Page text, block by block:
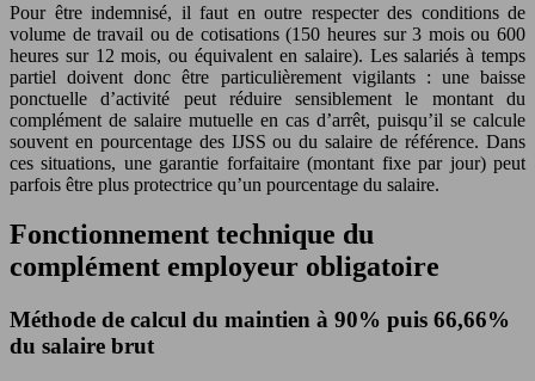
Pour être indemnisé, il faut en outre respecter des conditions de
volume de travail ou de cotisations (150 heures sur 3 mois ou 600
heures sur 12 mois, ou équivalent en salaire). Les salariés à temps
partiel doivent donc être particulièrement vigilants : une baisse
ponctuelle d’activité peut réduire sensiblement le montant du
complément de salaire mutuelle en cas d’arrêt, puisqu’il se calcule
souvent en pourcentage des IJSS ou du salaire de référence. Dans
ces situations, une garantie forfaitaire (montant fixe par jour) peut
parfois être plus protectrice qu’un pourcentage du salaire.
Fonctionnement technique du
complément employeur obligatoire
Méthode de calcul du maintien à 90% puis 66,66%
du salaire brut